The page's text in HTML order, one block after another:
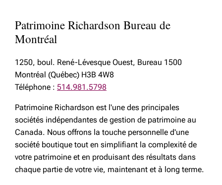
Patrimoine Richardson Bureau de
Montréal
1250, boul. René-Lévesque Ouest, Bureau 1500
Montréal (Québec) H3B 4W8
Téléphone : 514.981.5798
Patrimoine Richardson est l'une des principales
sociétés indépendantes de gestion de patrimoine au
Canada. Nous offrons la touche personnelle d'une
société boutique tout en simplifiant la complexité de
votre patrimoine et en produisant des résultats dans
chaque partie de votre vie, maintenant et à long terme.